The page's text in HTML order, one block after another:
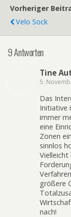
Vorheriger
Velo Sock
9 Antworten
Tine
5.
Das
Initiative
immer
eine
Zonen
sinnlos
größere
nach!